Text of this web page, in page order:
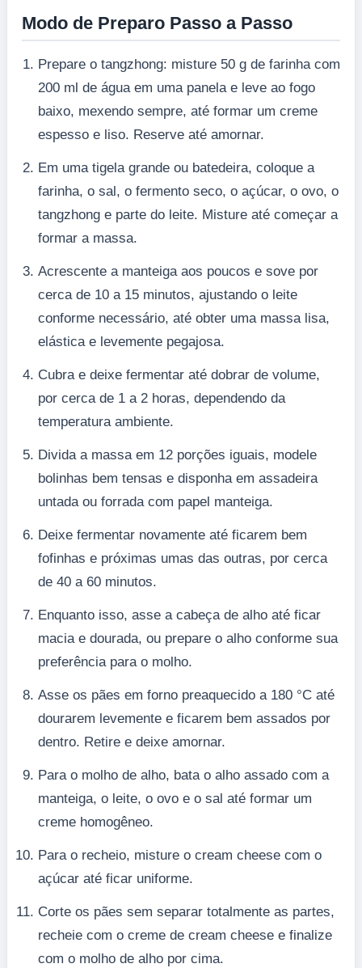
Modo de Preparo Passo a Passo
Prepare o tangzhong: misture 50 g de farinha com
200 ml de água em uma panela e leve ao fogo
baixo, mexendo sempre, até formar um creme
espesso e liso. Reserve até amornar.
Em uma tigela grande ou batedeira, coloque a
farinha, o sal, o fermento seco, o açúcar, o ovo, o
tangzhong e parte do leite. Misture até começar a
formar a massa.
Acrescente a manteiga aos poucos e sove por
cerca de 10 a 15 minutos, ajustando o leite
conforme necessário, até obter uma massa lisa,
elástica e levemente pegajosa.
Cubra e deixe fermentar até dobrar de volume,
por cerca de 1 a 2 horas, dependendo da
temperatura ambiente.
Divida a massa em 12 porções iguais, modele
bolinhas bem tensas e disponha em assadeira
untada ou forrada com papel manteiga.
Deixe fermentar novamente até ficarem bem
fofinhas e próximas umas das outras, por cerca
de 40 a 60 minutos.
Enquanto isso, asse a cabeça de alho até ficar
macia e dourada, ou prepare o alho conforme sua
preferência para o molho.
Asse os pães em forno preaquecido a 180 °C até
dourarem levemente e ficarem bem assados por
dentro. Retire e deixe amornar.
Para o molho de alho, bata o alho assado com a
manteiga, o leite, o ovo e o sal até formar um
creme homogêneo.
Para o recheio, misture o cream cheese com o
açúcar até ficar uniforme.
Corte os pães sem separar totalmente as partes,
recheie com o creme de cream cheese e finalize
com o molho de alho por cima.